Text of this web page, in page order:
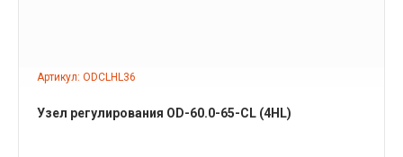
Артикул: ODCLHL36
Узел регулирования OD-60.0-65-CL (4HL)